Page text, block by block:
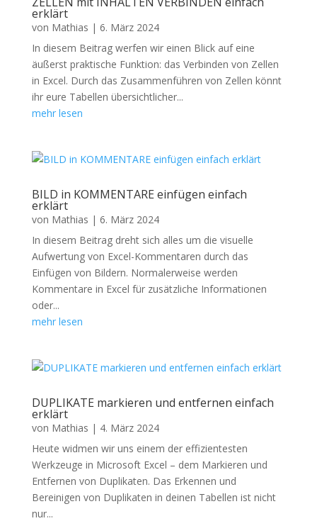
erklärt
von Mathias | 6. März 2024
In diesem Beitrag werfen wir einen Blick auf eine
äußerst praktische Funktion: das Verbinden von Zellen
in Excel. Durch das Zusammenführen von Zellen könnt
ihr eure Tabellen übersichtlicher...
mehr lesen
BILD in KOMMENTARE einfügen einfach
erklärt
von Mathias | 6. März 2024
In diesem Beitrag dreht sich alles um die visuelle
Aufwertung von Excel-Kommentaren durch das
Einfügen von Bildern. Normalerweise werden
Kommentare in Excel für zusätzliche Informationen
oder...
mehr lesen
DUPLIKATE markieren und entfernen einfach
erklärt
von Mathias | 4. März 2024
Heute widmen wir uns einem der effizientesten
Werkzeuge in Microsoft Excel – dem Markieren und
Entfernen von Duplikaten. Das Erkennen und
Bereinigen von Duplikaten in deinen Tabellen ist nicht
nur...